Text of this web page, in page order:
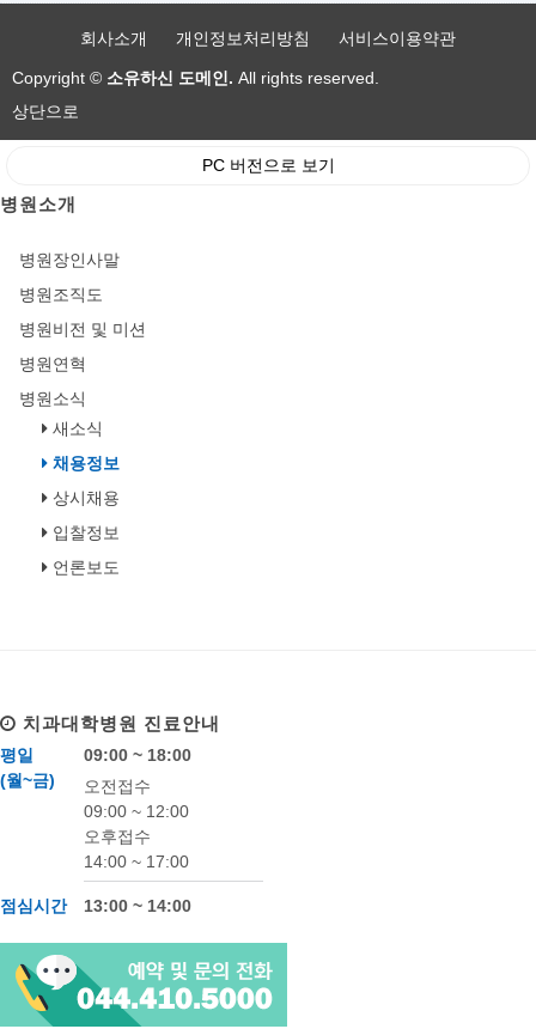
회사소개 개인정보처리방침 서비스이용약관
Copyright © 소유하신 도메인. All rights reserved.
상단으로
PC 버전으로 보기
병원소개
병원장인사말
병원조직도
병원비전 및 미션
병원연혁
병원소식
새소식
채용정보
상시채용
입찰정보
언론보도
치과대학병원 진료안내
평일
(월~금)
09:00 ~ 18:00
오전접수
09:00 ~ 12:00
오후접수
14:00 ~ 17:00
점심시간 13:00 ~ 14:00